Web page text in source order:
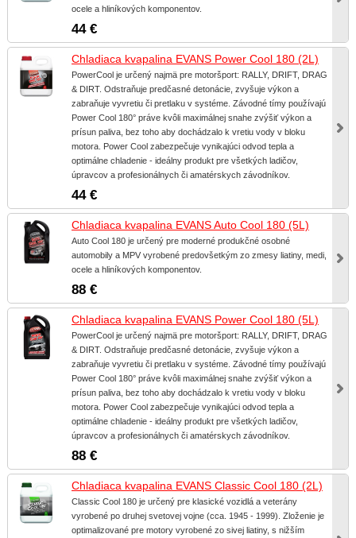
ocele a hliníkových komponentov.
44 €
Chladiaca kvapalina EVANS Power Cool 180 (2L)
PowerCool je určený najmä pre motoršport: RALLY, DRIFT, DRAG
& DIRT. Odstraňuje predčasné detonácie, zvyšuje výkon a
zabraňuje vyvretiu či pretlaku v systéme. Závodné tímy používajú
Power Cool 180° práve kvôli maximálnej snahe zvýšiť výkon a
prísun paliva, bez toho aby dochádzalo k vretiu vody v bloku
motora. Power Cool zabezpečuje vynikajúci odvod tepla a
optimálne chladenie - ideálny produkt pre všetkých ladičov,
úpravcov a profesionálnych či amatérskych závodníkov.
44 €
Chladiaca kvapalina EVANS Auto Cool 180 (5L)
Auto Cool 180 je určený pre moderné produkčné osobné
automobily a MPV vyrobené predovšetkým zo zmesy liatiny, medi,
ocele a hliníkových komponentov.
88 €
Chladiaca kvapalina EVANS Power Cool 180 (5L)
PowerCool je určený najmä pre motoršport: RALLY, DRIFT, DRAG
& DIRT. Odstraňuje predčasné detonácie, zvyšuje výkon a
zabraňuje vyvretiu či pretlaku v systéme. Závodné tímy používajú
Power Cool 180° práve kvôli maximálnej snahe zvýšiť výkon a
prísun paliva, bez toho aby dochádzalo k vretiu vody v bloku
motora. Power Cool zabezpečuje vynikajúci odvod tepla a
optimálne chladenie - ideálny produkt pre všetkých ladičov,
úpravcov a profesionálnych či amatérskych závodníkov.
88 €
Chladiaca kvapalina EVANS Classic Cool 180 (2L)
Classic Cool 180 je určený pre klasické vozidlá a veterány
vyrobené po druhej svetovej vojne (cca. 1945 - 1999). Zloženie je
optimalizované pre motory vyrobené zo sivej liatiny, s nižším